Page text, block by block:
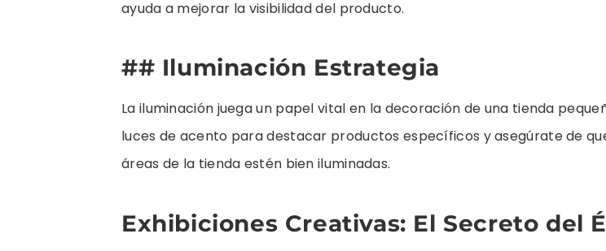
ayuda a mejorar la visibilidad del producto.
## Iluminación Estrategia
La iluminación juega un papel vital en la decoración de una tienda
luces de acento para destacar productos específicos y asegúrate de
áreas de la tienda estén bien iluminadas.
Exhibiciones Creativas: El Secreto del